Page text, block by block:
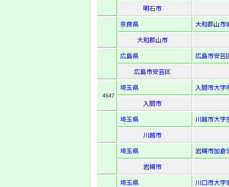
明石市
奈良県
大和郡山市
大和郡山市
広島県
広島市安芸
広島市安芸区
4647
埼玉県
入間市大字
入間市
埼玉県
川越市大字
川越市
埼玉県
岩槻市加倉
岩槻市
埼玉県
川口市大字